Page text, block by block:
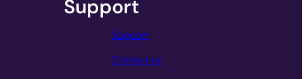
Support
Support
Contact us